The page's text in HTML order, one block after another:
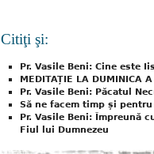
Citiţi şi:
Pr. Vasile Beni: Cine este
MEDITAȚIE LA DUMINICA
Pr. Vasile Beni: Păcatul
Să ne facem timp și
Pr. Vasile Beni: Împreună
Fiul lui Dumnezeu